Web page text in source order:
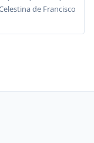
de Francisco